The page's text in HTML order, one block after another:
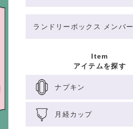
ランドリーボックス メンバー
Item
アイテムを探す
ナプキン
月経カップ